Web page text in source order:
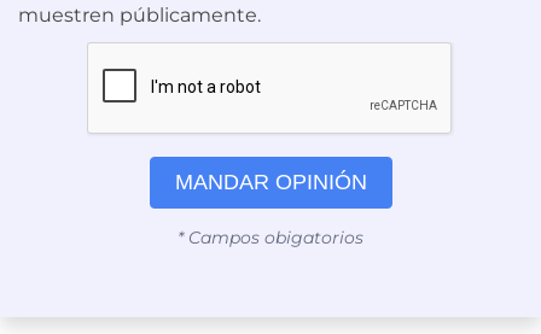
muestren públicamente.
MANDAR OPINIÓN
* Campos obigatorios